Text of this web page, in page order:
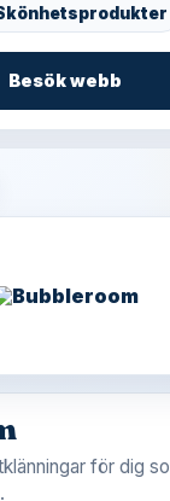
Besök webb
för dig